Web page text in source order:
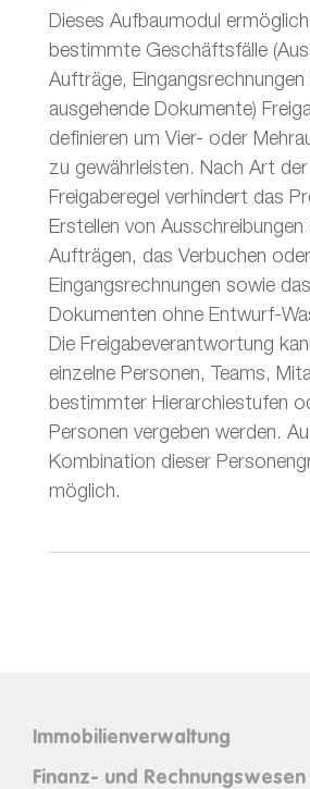
Dieses Aufbaumodul
bestimmte Geschäftsfälle
Aufträge, Eingangsrechnungen
ausgehende Dokumente)
definieren um Vier- oder
zu gewährleisten. Nach Art
Freigaberegel verhindert das
Erstellen von Ausschreibungen
Aufträgen, das Verbuchen
Eingangsrechnungen sowie
Dokumenten ohne Entwurf-
Die Freigabeverantwortung
einzelne Personen, Teams,
bestimmter Hierarchiestufen
Personen vergeben werden.
Kombination dieser
möglich.
Immobilienverwaltung
Finanz- und Rechnungswesen